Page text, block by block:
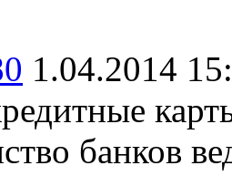
1.04.2014
банков